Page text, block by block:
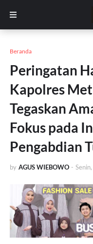
Beranda
Peringatan
Kapolres
Tegaskan
Fokus pada
Pengabdian
by AGUS WIEBOWO -